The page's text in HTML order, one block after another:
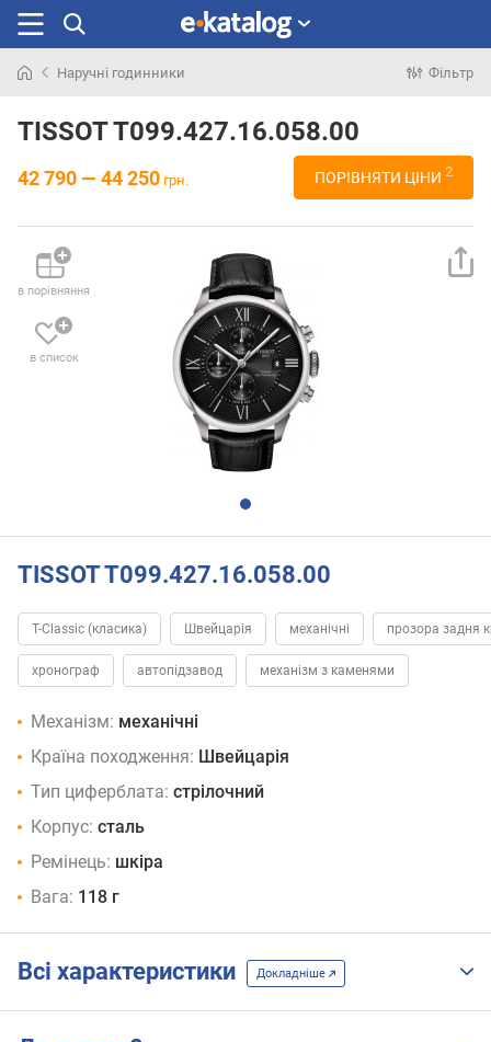
раніше
Наручні годинники Фільтр
TISSOT T099.427.16.058.00
42 790 — 44 250 грн. ПОРІВНЯТИ ЦІНИ 2
в порівняння
в список
TISSOT T099.427.16.058.00
T-Classic (класика) Швейцарія механічні прозора задня
хронограф автопідзавод механізм з каменями
Механізм: механічні
Країна походження: Швейцарія
Тип циферблата: стрілочний
Корпус: сталь
Ремінець: шкіра
Вага: 118 г
Всі характеристики Докладніше